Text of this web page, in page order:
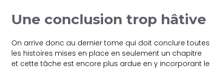
Une conclusion trop hâtive
On arrive donc au dernier tome qui doit conclure toutes
les histoires mises en place en seulement un chapitre
et cette tâche est encore plus ardue en y incorporant le